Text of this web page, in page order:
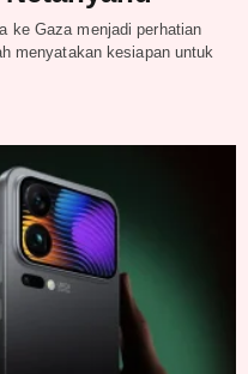
ke Gaza menjadi perhatian
menyatakan kesiapan untuk